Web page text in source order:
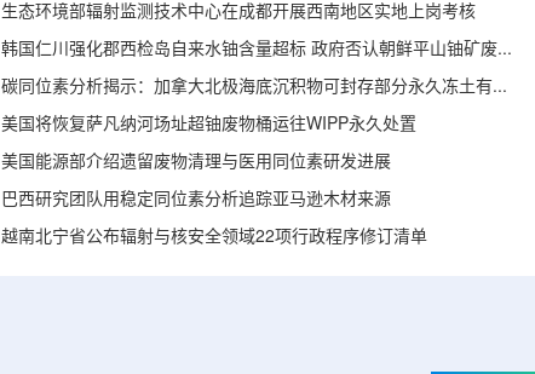
生态环境部辐射监测技术中心在成都开展西南地区实地上岗考核
韩国仁川强化郡西检岛自来水铀含量超标 政府否认朝鲜平山铀矿废水影响
碳同位素分析揭示：加拿大北极海底沉积物可封存部分永久冻土有机碳
美国将恢复萨凡纳河场址超铀废物桶运往WIPP永久处置
美国能源部介绍遗留废物清理与医用同位素研发进展
巴西研究团队用稳定同位素分析追踪亚马逊木材来源
越南北宁省公布辐射与核安全领域22项行政程序修订清单